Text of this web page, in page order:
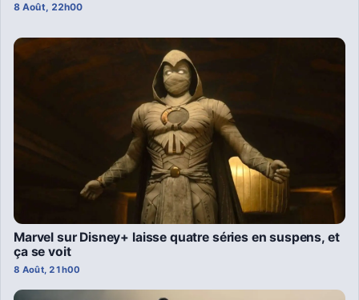
8 Août, 22h00
Marvel sur Disney+ laisse quatre séries en suspens, et
ça se voit
8 Août, 21h00